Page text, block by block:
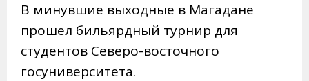
В минувшие выходные в Магадане
прошел бильярдный турнир для
студентов Северо-восточного
госуниверситета.